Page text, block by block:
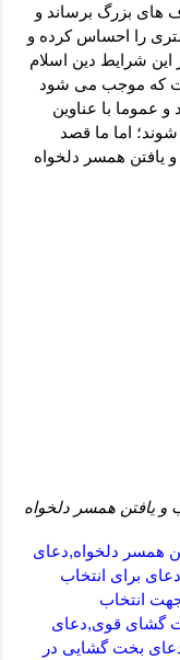
چشم زخم ماشاالله
قلب و رفع اضطراب
حضرت سلیمان
های بزرگ برساند و
را احساس کرده و
این شرایط دین اسلام
که موجب می شود
عموما با عناوین
اما ما قصد
یافتن همسر دلخواه
و یافتن همسر دلخواه
همسر دلخواه,دعای
برای انتخاب
انتخاب
گشای قوی,دعای
بخت گشایی در